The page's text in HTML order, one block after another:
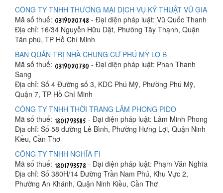
CÔNG TY TNHH THƯƠNG MẠI DỊCH VỤ KỸ THUẬT VŨ GIA
Mã số thuế:
- Đại diện pháp luật: Vũ Quốc Thanh
Địa chỉ: 16/34 Nguyễn Hữu Dật, Phường Tây Thạnh, Quận
Tân phú, TP Hồ Chí Minh
BAN QUẢN TRỊ NHÀ CHUNG CƯ PHÚ MỸ LÔ B
Mã số thuế:
- Đại diện pháp luật: Phan Thanh
Sang
Địa chỉ: Số 4 Đường số 3, KDC Phú Mỹ, Phường Phú Mỹ,
Quận 7, TP Hồ Chí Minh
CÔNG TY TNHH THỜI TRANG LÂM PHONG PIDO
Mã số thuế:
- Đại diện pháp luật: Lâm Minh Phong
Địa chỉ: Số 58 đường Lê Bình, Phường Hưng Lợi, Quận Ninh
Kiều, Cần Thơ
CÔNG TY TNHH NGHĨA FI
Mã số thuế:
- Đại diện pháp luật: Phạm Văn Nghĩa
Địa chỉ: Số 380H/14 Đường Trần Nam Phú, Khu Vực 2,
Phường An Khánh, Quận Ninh Kiều, Cần Thơ